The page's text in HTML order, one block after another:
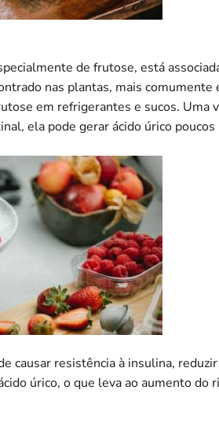
de frutose, está
nas plantas, mais comumente
em refrigerantes e sucos. Uma
ela pode gerar ácido úrico
causar resistência à insulina, reduzir
úrico, o que leva ao aumento do